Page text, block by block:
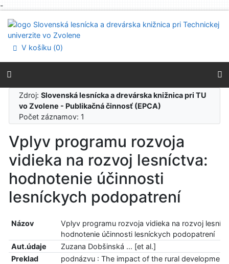
-
Prejsť na menu
Prehlásenie o webovej prístupnosti
V košíku (0)
Zdroj:Slovenská lesnícka a drevárska knižnica pri TU
vo Zvolene - Publikačná činnosť (EPCA)
Počet záznamov: 1
Vplyv programu rozvoja
vidieka na rozvoj lesníctva:
hodnotenie účinnosti
lesníckych podopatrení
Názov
Vplyv programu rozvoja vidieka na rozvoj
hodnotenie účinnosti lesníckych podopatrení
Aut.údaje
Zuzana Dobšinská ... [et al.]
Preklad
podnázvu : The impact of the rural development